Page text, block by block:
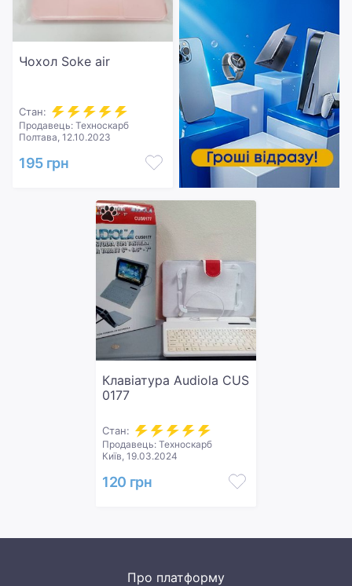
Чохол Soke air
Стан:
Продавець: Техноскарб
Полтава, 12.10.2023
195 грн
Клавіатура Audiola CUS
0177
Стан:
Продавець: Техноскарб
Київ, 19.03.2024
120 грн
Про платформу